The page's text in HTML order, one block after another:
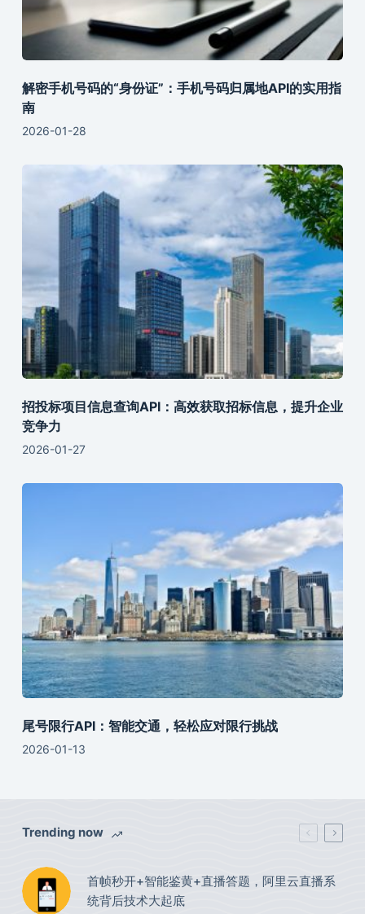
解密手机号码的“身份证”：手机号码归属地API的实用指
南
2026-01-28
招投标项目信息查询API：高效获取招标信息，提升企业
竞争力
2026-01-27
尾号限行API：智能交通，轻松应对限行挑战
2026-01-13
Trending now
首帧秒开+智能鉴黄+直播答题，阿里云直播系
统背后技术大起底